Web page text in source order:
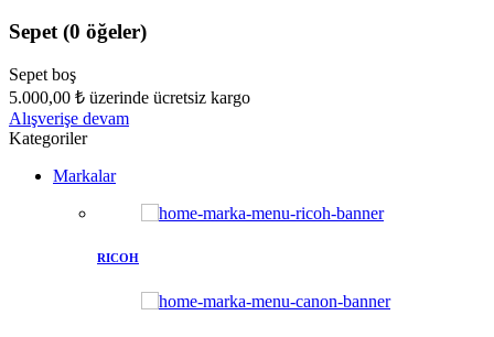
Sepet (0 öğeler)
Sepet boş
5.000,00 ₺ üzerinde ücretsiz kargo
Alışverişe devam
Kategoriler
Markalar
RICOH